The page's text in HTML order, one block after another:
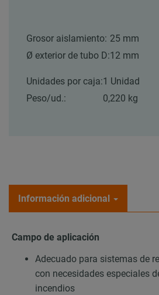
Grosor aislamiento: 25 mm
Ø exterior de tubo D:12 mm
Unidades por caja:1 Unidad
Peso/ud.:
0,220 kg
Información adicional
Campo de aplicación
Adecuado para sistemas de
con necesidades especiales
incendios